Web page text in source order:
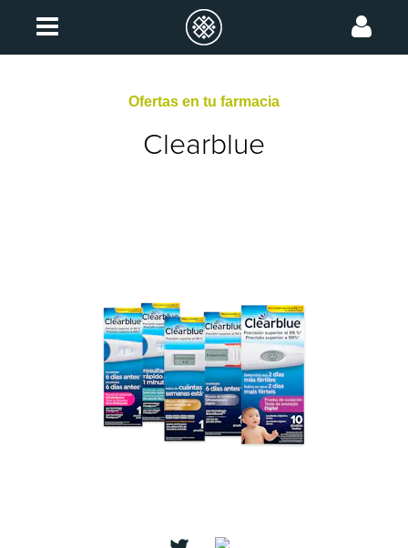
Ofertas en tu farmacia
Clearblue